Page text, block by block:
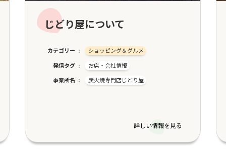
じどり屋について
カテゴリー
ショッピング＆グルメ
発信タグ
お店・会社情報
事業所名
炭火焼専門店じどり屋
詳しい情報を見る